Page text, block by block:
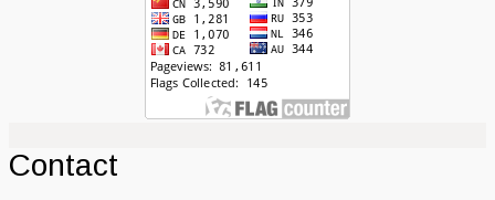
Contact